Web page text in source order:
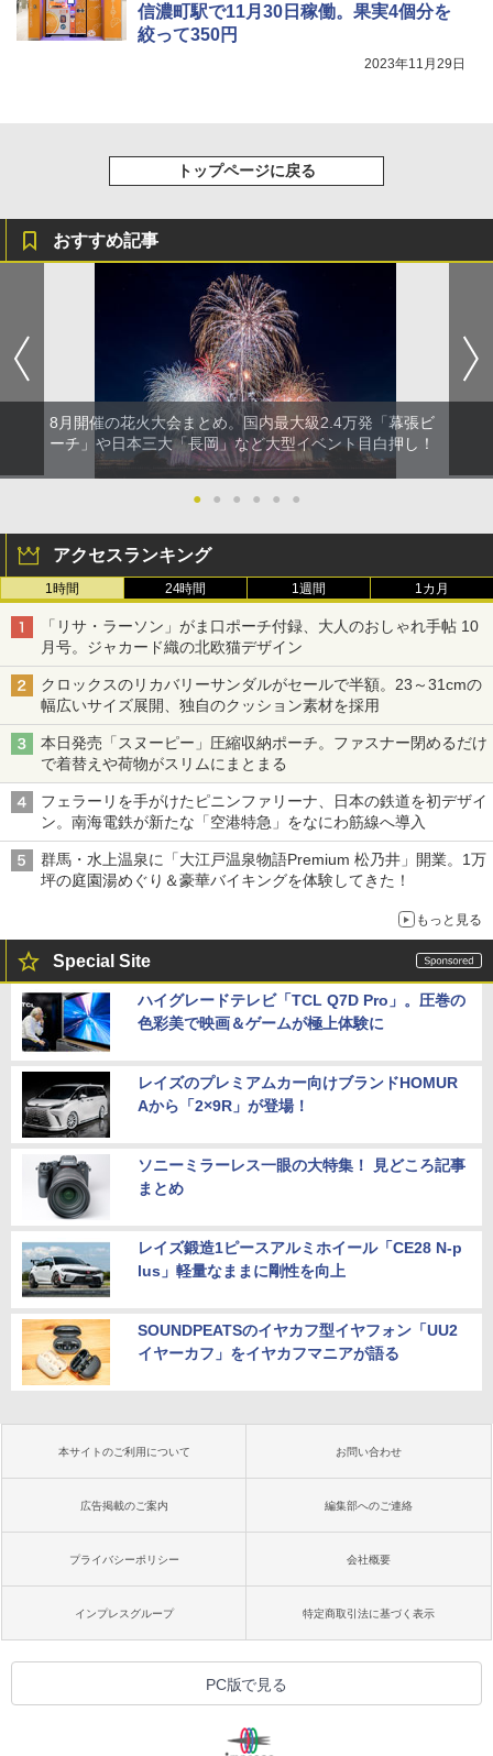
信濃町駅で11月30日稼働。果実4個分を
絞って350円
2023年11月29日
トップページに戻る
おすすめ記事
8月開催の花火大会まとめ。国内最大級2.4万発「幕張ビ
ーチ」や日本三大「長岡」など大型イベント目白押し！
● ● ● ● ● ●
アクセスランキング
1時間 24時間 1週間 1カ月
「リサ・ラーソン」がま口ポーチ付録、大人のおしゃれ手帖 10
月号。ジャカード織の北欧猫デザイン
クロックスのリカバリーサンダルがセールで半額。23～31cmの
幅広いサイズ展開、独自のクッション素材を採用
本日発売「スヌーピー」圧縮収納ポーチ。ファスナー閉めるだけ
で着替えや荷物がスリムにまとまる
フェラーリを手がけたピニンファリーナ、日本の鉄道を初デザイ
ン。南海電鉄が新たな「空港特急」をなにわ筋線へ導入
群馬・水上温泉に「大江戸温泉物語Premium 松乃井」開業。1万
坪の庭園湯めぐり＆豪華バイキングを体験してきた！
もっと見る
Special Site
ハイグレードテレビ「TCL Q7D Pro」。圧巻の
色彩美で映画＆ゲームが極上体験に
レイズのプレミアムカー向けブランドHOMUR
Aから「2×9R」が登場！
ソニーミラーレス一眼の大特集！ 見どころ記事
まとめ
レイズ鍛造1ピースアルミホイール「CE28 N-p
lus」軽量なままに剛性を向上
SOUNDPEATSのイヤカフ型イヤフォン「UU2
イヤーカフ」をイヤカフマニアが語る
本サイトのご利用について お問い合わせ
広告掲載のご案内 編集部へのご連絡
プライバシーポリシー 会社概要
インプレスグループ 特定商取引法に基づく表示
PC版で見る